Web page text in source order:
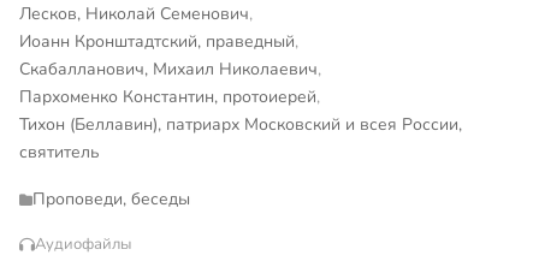
Лесков, Николай Семенович,
Иоанн Кронштадтский, праведный,
Скабалланович, Михаил Николаевич,
Пархоменко Константин, протоиерей,
Тихон (Беллавин), патриарх Московский и всея России,
святитель
Проповеди, беседы
Аудиофайлы